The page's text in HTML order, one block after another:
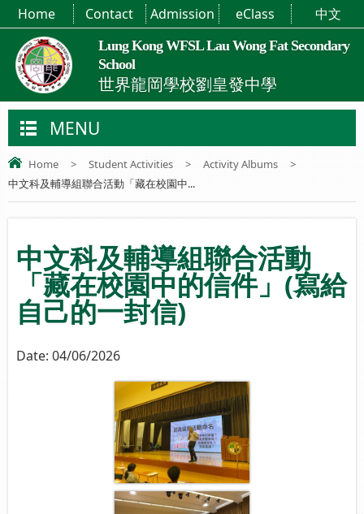
Lung Kong WFSL Lau Wong Fat Secondary
School
世界龍岡學校劉皇發中學
Home Contact Admission eClass 中文
MENU
Home > Student Activities > Activity Albums
>
中文科及輔導組聯合活動「藏在校園中...
中文科及輔導組聯合活動
「藏在校園中的信件」(寫給
自己的一封信)
Date: 04/06/2026